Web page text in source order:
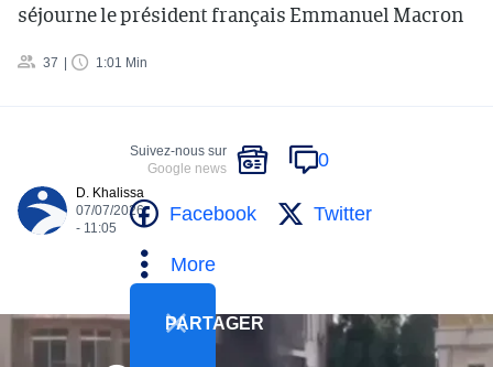
séjourne le président français Emmanuel Macron
37 1:01 Min
D. Khalissa
07/07/2026
- 11:05
Suivez-nous sur
Google news
0
Facebook Twitter
More
PARTAGER